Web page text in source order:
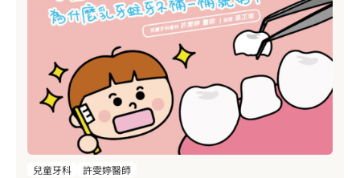
兒童牙科 許雯婷醫師